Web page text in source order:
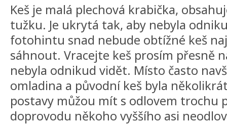
Keš je malá plechová krabička,
tužku. Je ukrytá tak, aby nebyla
fotohintu snad nebude obtížné keš
sáhnout. Vracejte keš prosím přesně
nebyla odnikud vidět. Místo často
omladina a původní keš byla
postavy můžou mít s odlovem trochu
doprovodu někoho vyššího asi